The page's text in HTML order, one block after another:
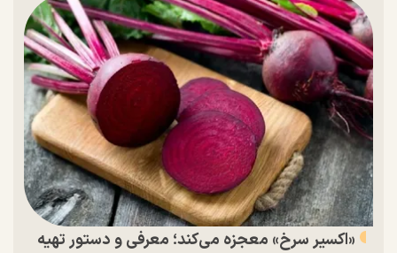
«اکسیر سرخ» معجزه می‌کند؛ معرفی و دستور تهیه